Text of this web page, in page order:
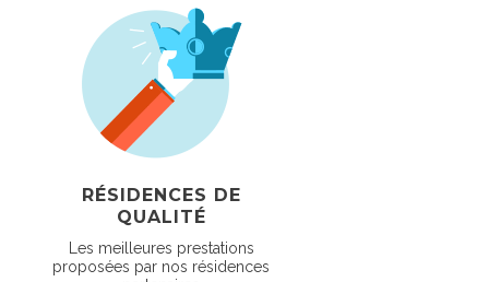
RÉSIDENCES DE
QUALITÉ
Les meilleures prestations
proposées par nos résidences